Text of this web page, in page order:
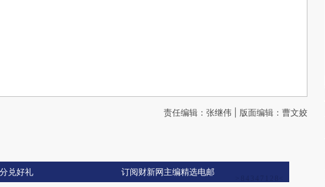
责任编辑：张继伟 | 版面编辑：曹文姣
兑好礼 订阅财新网主编精选电邮